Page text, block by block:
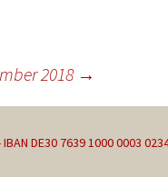
2018 →
DE30 7639 1000 0003 0234